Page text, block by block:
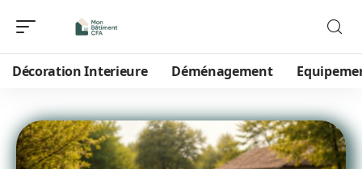
Décoration Interieure Déménagement